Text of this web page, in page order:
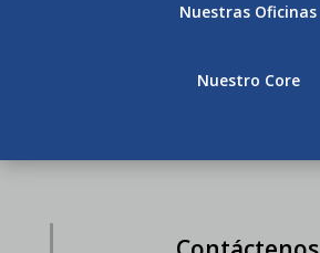
Nuestras Oficinas
Nuestro Core